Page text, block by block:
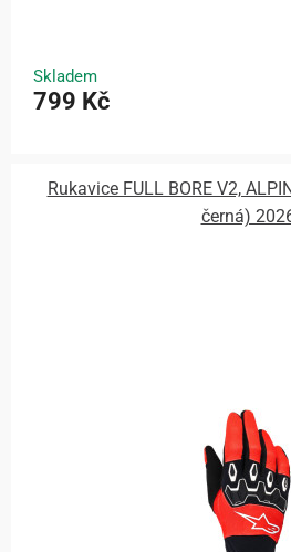
Skladem
799 Kč
Rukavice FULL BORE V2,
černá)